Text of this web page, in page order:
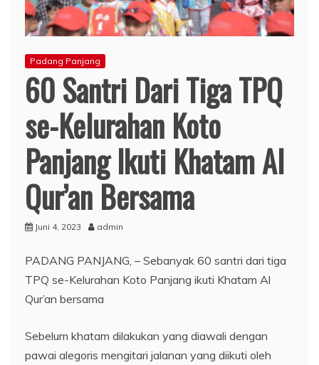
Padang Panjang
60 Santri Dari Tiga TPQ
se-Kelurahan Koto
Panjang Ikuti Khatam Al
Qur’an Bersama
Juni 4, 2023 admin
PADANG PANJANG, – Sebanyak 60 santri dari tiga
TPQ se-Kelurahan Koto Panjang ikuti Khatam Al
Qur’an bersama
Sebelum khatam dilakukan yang diawali dengan
pawai alegoris mengitari jalanan yang diikuti oleh